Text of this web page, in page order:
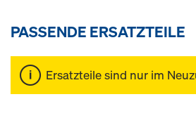
PASSENDE ERSATZTEILE
Ersatzteile sind nur im